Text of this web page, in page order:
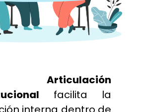
Articulación
facilita la